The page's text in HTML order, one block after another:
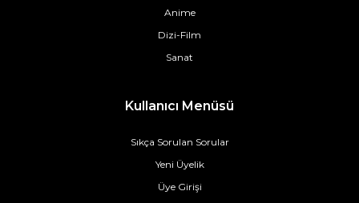
Anime
Dizi-Film
Sanat
Kullanıcı Menüsü
Sıkça Sorulan Sorular
Yeni Üyelik
Üye Girişi